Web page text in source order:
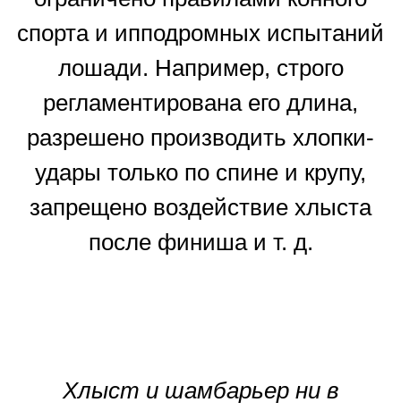
спорта и ипподромных испытаний
лошади. Например, строго
регламентирована его длина,
разрешено производить хлопки-
удары только по спине и крупу,
запрещено воздействие хлыста
после финиша и т. д.
Хлыст и шамбарьер ни в